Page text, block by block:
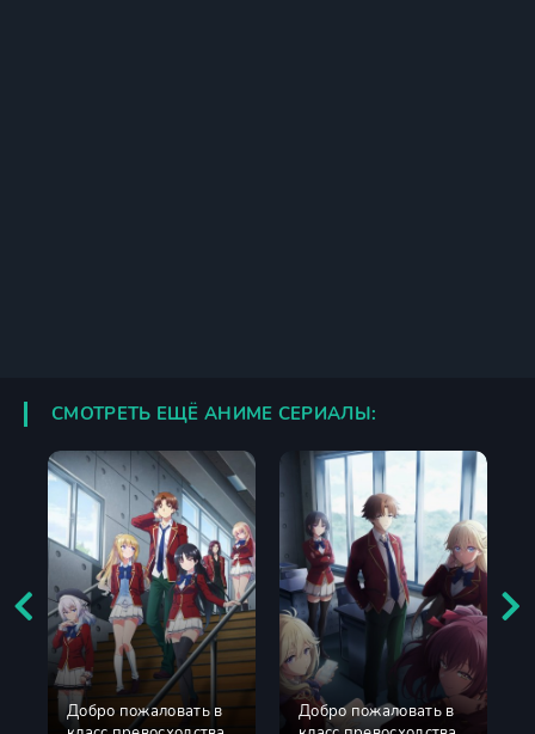
СМОТРЕТЬ ЕЩЁ АНИМЕ СЕРИАЛЫ:
Добро пожаловать в
Добро пожаловать в